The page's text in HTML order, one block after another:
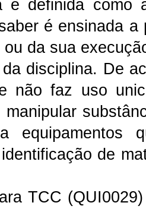
é definida como
é ensinada
da sua
disciplina. De
não faz uso
manipular
equipamentos
de
TCC